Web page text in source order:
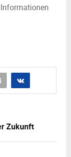
Zukunft